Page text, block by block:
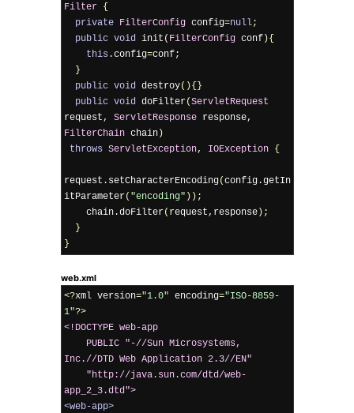
Filter
{
private
FilterConfig config=null;
public void init ( FilterConfig conf){
this.config=conf;
}
public void destroy(){}
public void doFilter(ServletRequest
request, ServletResponse response,
FilterChain chain)
throws ServletException, IOException {
request . setCharacterEncoding(config.getIn
itParameter( "encoding" ));
    chain
.doFilter( request, response);
}
}
web.xml
<?xml version="1.0" encoding="ISO-8859-
1"?>
<!DOCTYPE web-app
Inc.//DTD Web Application 2.3//EN"
app_2_3.dtd">
<web-app>